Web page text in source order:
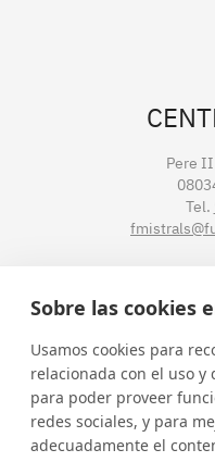
Pere
Tel.
Lluís
Tel.
Sobre las cookies
Usamos cookies para
relacionada con el uso
para poder proveer
redes sociales, y para
adecuadamente el